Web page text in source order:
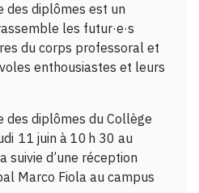
des diplômes est un
les futur·e·s
du corps professoral et
enthousiastes et leurs
des diplômes du Collège
11 juin à 10 h 30 au
suivie d’une réception
Marco Fiola au campus